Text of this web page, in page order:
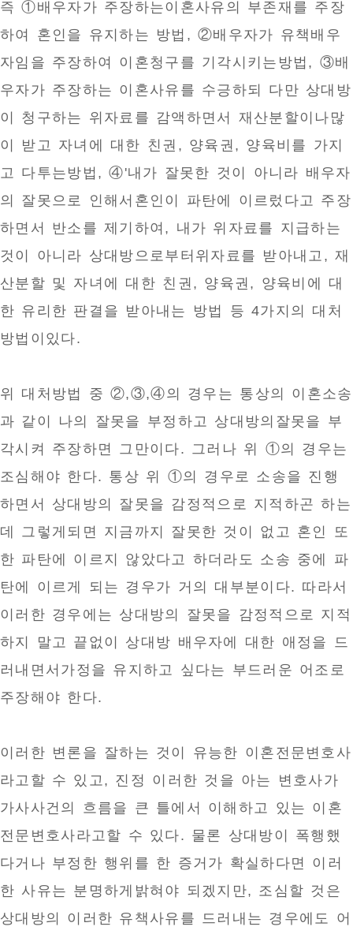
즉 ①배우자가 주장하는이혼사유의 부존재를 주장
하여 혼인을 유지하는 방법, ②배우자가 유책배우
자임을 주장하여 이혼청구를 기각시키는방법, ③배
우자가 주장하는 이혼사유를 수긍하되 다만 상대방
이 청구하는 위자료를 감액하면서 재산분할이나많
이 받고 자녀에 대한 친권, 양육권, 양육비를 가지
고 다투는방법, ④'내가 잘못한 것이 아니라 배우자
의 잘못으로 인해서혼인이 파탄에 이르렀다고 주장
하면서 반소를 제기하여, 내가 위자료를 지급하는
것이 아니라 상대방으로부터위자료를 받아내고, 재
산분할 및 자녀에 대한 친권, 양육권, 양육비에 대
한 유리한 판결을 받아내는 방법 등 4가지의 대처
방법이있다.
위 대처방법 중 ②,③,④의 경우는 통상의 이혼소송
과 같이 나의 잘못을 부정하고 상대방의잘못을 부
각시켜 주장하면 그만이다. 그러나 위 ①의 경우는
조심해야 한다. 통상 위 ①의 경우로 소송을 진행
하면서 상대방의 잘못을 감정적으로 지적하곤 하는
데 그렇게되면 지금까지 잘못한 것이 없고 혼인 또
한 파탄에 이르지 않았다고 하더라도 소송 중에 파
탄에 이르게 되는 경우가 거의 대부분이다. 따라서
이러한 경우에는 상대방의 잘못을 감정적으로 지적
하지 말고 끝없이 상대방 배우자에 대한 애정을 드
러내면서가정을 유지하고 싶다는 부드러운 어조로
주장해야 한다.
이러한 변론을 잘하는 것이 유능한 이혼전문변호사
라고할 수 있고, 진정 이러한 것을 아는 변호사가
가사사건의 흐름을 큰 틀에서 이해하고 있는 이혼
전문변호사라고할 수 있다. 물론 상대방이 폭행했
다거나 부정한 행위를 한 증거가 확실하다면 이러
한 사유는 분명하게밝혀야 되겠지만, 조심할 것은
상대방의 이러한 유책사유를 드러내는 경우에도 어